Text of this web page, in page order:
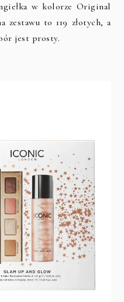
w kolorze Original
zestawu to 119 złotych, a
jest prosty.